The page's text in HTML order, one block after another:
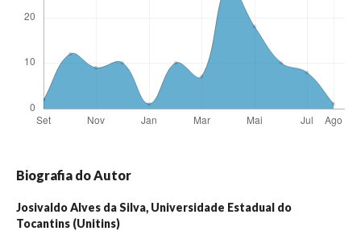
Biografia do Autor
Josivaldo Alves da Silva, Universidade Estadual do
Tocantins (Unitins)